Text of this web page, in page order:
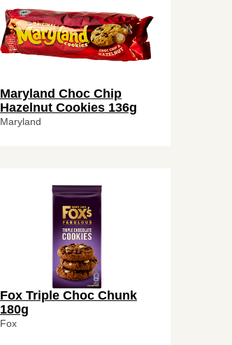
Maryland Choc Chip
Hazelnut Cookies 136g
Maryland
Fox Triple Choc Chunk
180g
Fox